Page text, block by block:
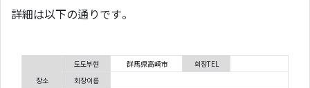
詳細は以下の通りです。
장소
도도부현 群馬県高崎市
회장TEL
회장이름